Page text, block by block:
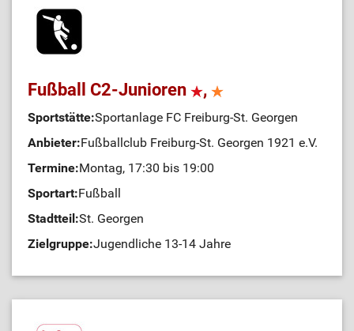
Fußball C2-Junioren ,
Sportstätte:Sportanlage FC Freiburg-St. Georgen
Anbieter:Fußballclub Freiburg-St. Georgen 1921 e.V.
Termine:Montag, 17:30 bis 19:00
Sportart:Fußball
Stadtteil:St. Georgen
Zielgruppe:Jugendliche 13-14 Jahre